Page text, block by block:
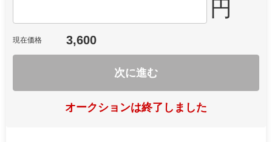
円
現在価格 3,600
次に進む
オークションは終了しました